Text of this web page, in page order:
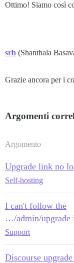
Ottimo! Siamo così
srb (Shanthala
Grazie ancora per i
Argomenti
Argomento
Upgrade link no
Self-hosting
I can't follow the
…/admin/upgrade
Support
Discourse